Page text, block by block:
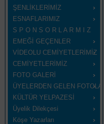
ŞENLİKLERİMİZ
ESNAFLARIMIZ
S P O N S O R L A R M I Z
EMEĞİ GEÇENLER
VİDEOLU CEMİYETLERİMİZ
CEMİYETLERİMİZ
FOTO GALERİ
ÜYELERDEN GELEN FOTOLAR
KÜLTÜR YELPAZESİ
Üyelik Dilekçesi
Köşe Yazarları